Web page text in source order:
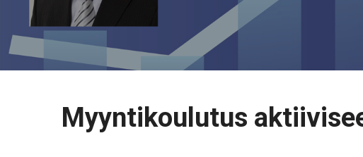
Myyntikoulutus